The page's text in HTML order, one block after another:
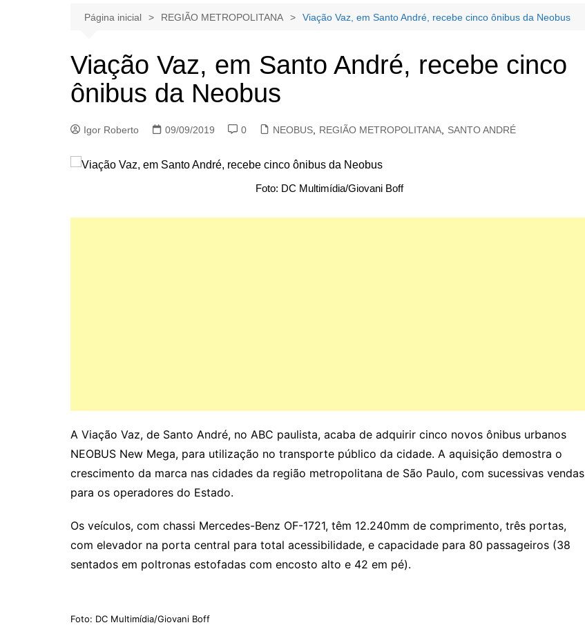
Página inicial REGIÃO METROPOLITANA Viação Vaz, em Santo André, recebe cinco ônibus da Neobus
Viação Vaz, em Santo André, recebe cinco
ônibus da Neobus
Igor Roberto 09/09/2019 0 NEOBUS REGIÃO METROPOLITANA SANTO ANDRÉ
Foto: DC Multimídia/Giovani Boff
A Viação Vaz, de Santo André, no ABC paulista, acaba de adquirir cinco novos ônibus urbanos
NEOBUS New Mega, para utilização no transporte público da cidade. A aquisição demostra o
crescimento da marca nas cidades da região metropolitana de São Paulo, com sucessivas vendas
para os operadores do Estado.
Os veículos, com chassi Mercedes-Benz OF-1721, têm 12.240mm de comprimento, três portas,
com elevador na porta central para total acessibilidade, e capacidade para 80 passageiros (38
sentados em poltronas estofadas com encosto alto e 42 em pé).
Foto: DC Multimídia/Giovani Boff